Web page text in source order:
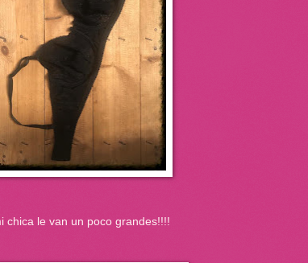
chica le van un poco grandes!!!!